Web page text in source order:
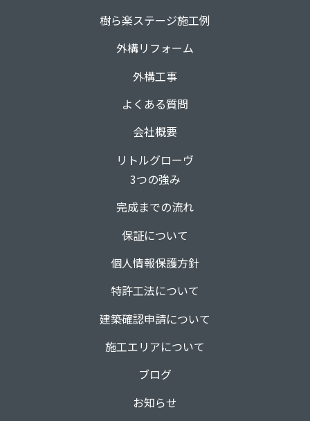
樹ら楽ステージ施工例
外構リフォーム
外構工事
よくある質問
会社概要
リトルグローヴ
3つの強み
完成までの流れ
保証について
個人情報保護方針
特許工法について
建築確認申請について
施工エリアについて
ブログ
お知らせ